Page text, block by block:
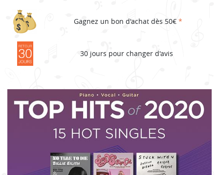
Gagnez un bon d'achat dès 50€ *
30 jours pour changer d'avis